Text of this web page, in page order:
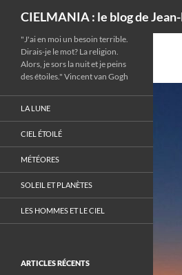
CIELMANIA : le blog de
"J'ai en moi un besoin terrible.
Dirais-je le mot? La religion.
Alors, je sors la nuit et je peins
des étoiles." Vincent van Gogh
LA LUNE
CIEL ÉTOILÉ
MÉTÉORES
SOLEIL ET PLANÈTES
LES HOMMES ET LE CIEL
ARTICLES RÉCENTS